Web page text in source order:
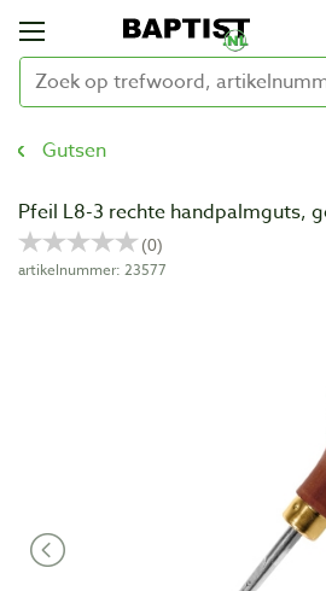
Gutsen
Pfeil L8-3 rechte handpalmguts,
artikelnummer: 23577